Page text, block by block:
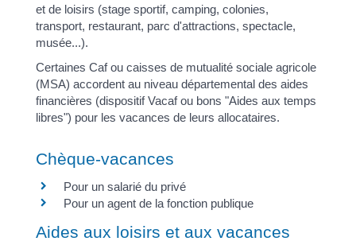
et de loisirs (stage sportif, camping, colonies,
transport, restaurant, parc d'attractions, spectacle,
musée...).
Certaines Caf ou caisses de mutualité sociale agricole
(MSA) accordent au niveau départemental des aides
financières (dispositif Vacaf ou bons "Aides aux temps
libres") pour les vacances de leurs allocataires.
Chèque-vacances
Pour un salarié du privé
Pour un agent de la fonction publique
Aides aux loisirs et aux vacances